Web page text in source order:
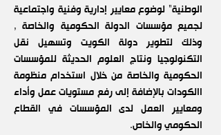
الوطنية" لوضوع معايير إدارية وفنية واجتماعية
لجميع مؤسسات الدولة الحكومية والخاصة ,
وذلك لتطوير دولة الكويت وتسهيل نقل
التكنولوجيا ونتاج العلوم الحديثة للمؤسسات
الحكومية والخاصة من خلال استخدام منظومة
االكودات بالإضافة إلى رفع مستويات عمل وأداء
ومعايير العمل لدى المؤسسات في القطاع
الحكومي والخاص.